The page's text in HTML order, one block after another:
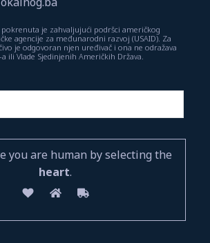
je zahvaljujući podršci američkog
agencije za međunarodni razvoj (USAID). Za
je odgovoran njen uređivač i ona ne odražava
ili Vlade Sjedinjenih Američkih Država.
you are human by selecting the
heart.